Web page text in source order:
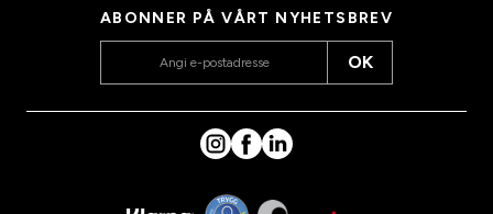
ABONNER PÅ VÅRT NYHETSBREV
OK